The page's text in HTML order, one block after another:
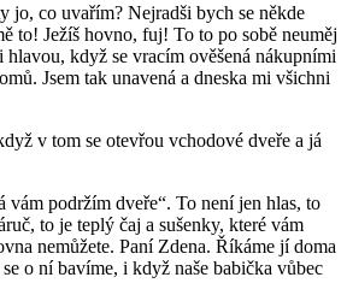
jo, co uvařím? Nejradši bych se někde
to! Ježíš hovno, fuj! To to po sobě neuměj
když se vracím ověšená nákupními
Jsem tak unavená a dneska mi všichni
v tom se otevřou vchodové dveře a já
vám podržím dveře“. To není jen hlas, to
to je teplý čaj a sušenky, které vám
nemůžete. Paní Zdena. Říkáme jí doma
o ní bavíme, i když naše babička vůbec